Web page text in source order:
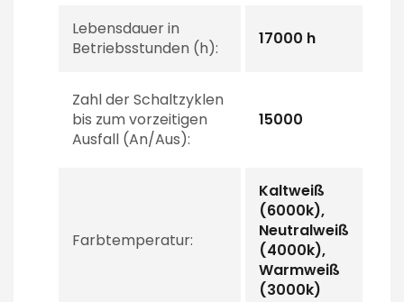
Lebensdauer in
Betriebsstunden (h):
17000 h
Zahl der Schaltzyklen
bis zum vorzeitigen
Ausfall (An/Aus):
15000
Farbtemperatur:
Kaltweiß
(6000k),
Neutralweiß
(4000k),
Warmweiß
(3000k)